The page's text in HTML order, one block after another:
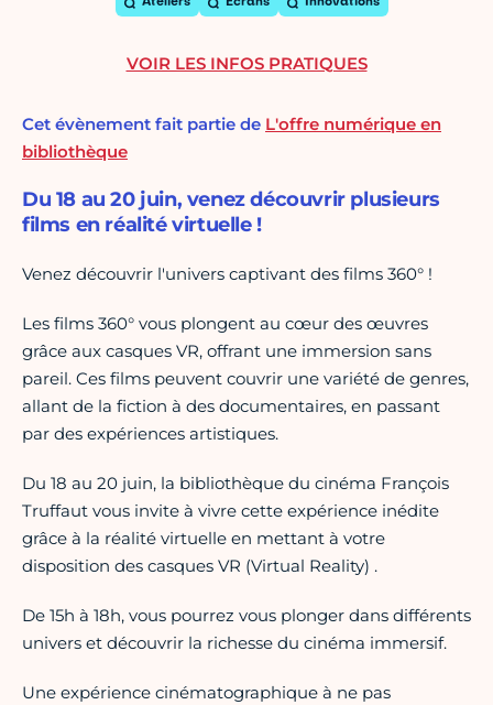
Ateliers Ecrans Innovations
Cet évènement fait partie de L'offre numérique en
bibliothèque
Du 18 au 20 juin, venez découvrir plusieurs
films en réalité virtuelle !
Venez découvrir l'univers captivant des films 360° !
Les films 360° vous plongent au cœur des œuvres
grâce aux casques VR, offrant une immersion sans
pareil. Ces films peuvent couvrir une variété de genres,
allant de la fiction à des documentaires, en passant
par des expériences artistiques.
Du 18 au 20 juin, la bibliothèque du cinéma François
Truffaut vous invite à vivre cette expérience inédite
grâce à la réalité virtuelle en mettant à votre
disposition des casques VR (Virtual Reality) .
De 15h à 18h, vous pourrez vous plonger dans différents
univers et découvrir la richesse du cinéma immersif.
Une expérience cinématographique à ne pas
VOIR LES INFOS PRATIQUES